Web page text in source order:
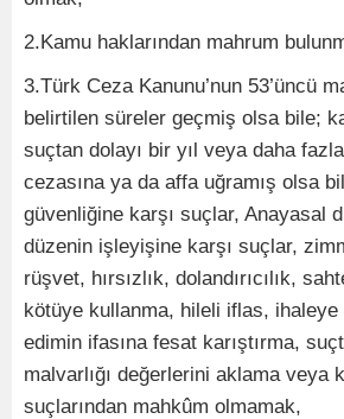
2.Kamu haklarından mahrum
3.Türk Ceza Kanunu’nun 53’üncü
belirtilen süreler geçmiş olsa bile;
suçtan dolayı bir yıl veya daha
cezasına ya da affa uğramış olsa
güvenliğine karşı suçlar, Anayasal
düzenin işleyişine karşı suçlar,
rüşvet, hırsızlık, dolandırıcılık,
kötüye kullanma, hileli iflas, ihaleye
edimin ifasına fesat karıştırma,
malvarlığı değerlerini aklama veya
suçlarından mahkûm olmamak,